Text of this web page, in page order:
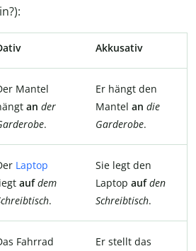
Akkusativ
Mantel
an der
.
Er hängt den
Mantel an die
Garderobe.
Laptop
auf dem
.
Sie legt den
Laptop auf den
Schreibtisch.
Fahrrad
Er stellt das